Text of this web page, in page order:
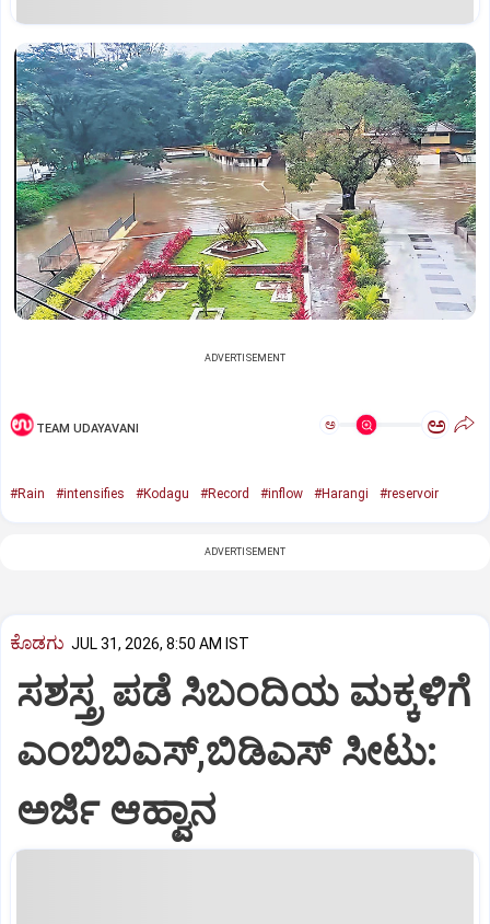
ADVERTISEMENT
TEAM UDAYAVANI ಅ ಅ
#Rain #intensifies #Kodagu #Record #inflow #Harangi #reservoir
ADVERTISEMENT
ಕೊಡಗು JUL 31, 2026, 8:50 AM IST
ಸಶಸ್ತ್ರ ಪಡೆ ಸಿಬಂದಿಯ ಮಕ್ಕಳಿಗೆ
ಎಂಬಿಬಿಎಸ್‌,ಬಿಡಿಎಸ್‌ ಸೀಟು:
ಅರ್ಜಿ ಆಹ್ವಾನ